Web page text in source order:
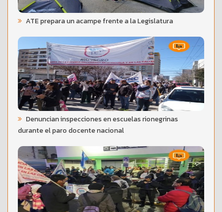
ATE prepara un acampe frente a la Legislatura
Denuncian inspecciones en escuelas rionegrinas
durante el paro docente nacional